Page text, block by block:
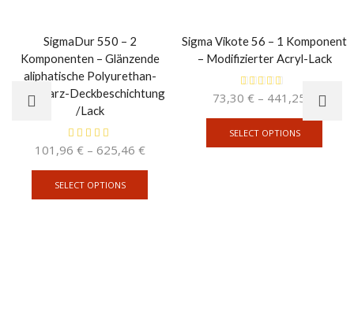
SigmaDur 550 – 2
Komponenten – Glänzende
aliphatische Polyurethan-
Acrylharz-Deckbeschichtung
/Lack
101,96 €– 625,46 €
SELECT OPTIONS
Sigma Vikote 56 – 1 Komponent
– Modifizierter Acryl-Lack
73,30 € – 441,25
SELECT OPTIONS